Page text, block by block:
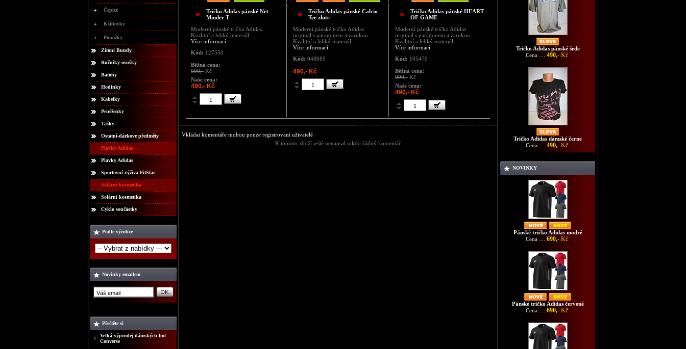
Čepice
Kšiltovky
Ponožky
Zimní Bundy
Ručníky-osušky
Batohy
Hodinky
Kabelky
Peněženky
Tašky
Ostatní-dárkove předměty
Plavky Adidas
Plavky Adidas
Sportovní výživa FitStar
Solární kosmetika
Solární kosmetika
Cyklo součástky
Podle výrobce
Novinky emailem
Přečtěte si
Velká výprodej dámských bot
Converse
Tričko Adidas pánské Net
Minder T
Moderní pánské tričko Adidas.
Kvalitní a lehký materiál.
Více informací
Kód: 127550
Běžná cena:
990,- Kč
Naše cena:
490,- Kč
Tričko Adidas pánské Calcio
Tee zlute
Moderní pánské tričko Adidas
original s paragonem a zarukou.
Kvalitní a lehký materiál.
Více informací
Kód: 048089
490,- Kč
Tričko Adidas pánské HEART
OF GAME
Moderní pánské tričko Adidas
original s paragonem a zarukou.
Kvalitní a lehký materiál.
Více informací
Kód: 105470
Běžná cena:
990,- Kč
Naše cena:
490,- Kč
Komentáře ke zboží Tričko Adidas dámské světlezelená
Vkládat komentáře mohou pouze registrovaní uživatelé
K tomuto zboží ještě nenapsal nikdo žádný komentář
Tričko Adidas pánské šede
Cena .... 490,- Kč
Tričko Adidas dámské černe
Cena .... 490,- Kč
NOVINKY
Pánské tričko Adidas modré
Cena .... 690,- Kč
Pánské tričko Adidas červené
Cena .... 690,- Kč